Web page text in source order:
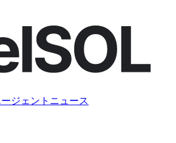
ジェント ニュース